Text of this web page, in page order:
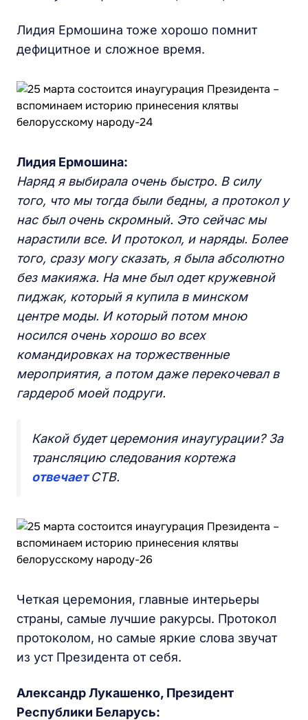
Лидия Ермошина тоже хорошо помнит
дефицитное и сложное время.
Лидия Ермошина:
Наряд я выбирала очень быстро. В силу
того, что мы тогда были бедны, а протокол у
нас был очень скромный. Это сейчас мы
нарастили все. И протокол, и наряды. Более
того, сразу могу сказать, я была абсолютно
без макияжа. На мне был одет кружевной
пиджак, который я купила в минском
центре моды. И который потом мною
носился очень хорошо во всех
командировках на торжественные
мероприятия, а потом даже перекочевал в
гардероб моей подруги.
Какой будет церемония инаугурации? За
трансляцию следования кортежа
отвечаетСТВ.
Четкая церемония, главные интерьеры
страны, самые лучшие ракурсы. Протокол
протоколом, но самые яркие слова звучат
из уст Президента от себя.
Александр Лукашенко, Президент
Республики Беларусь: